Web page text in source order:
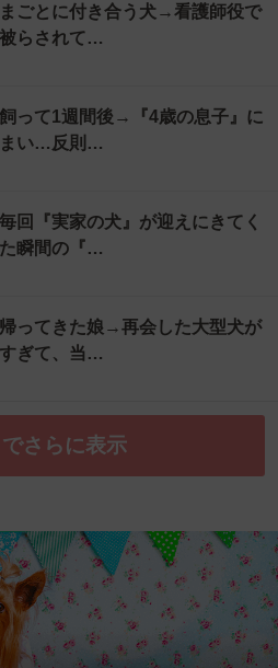
ごとに付き合う犬→看護師役で
被らされて…
って1週間後→『4歳の息子』に
まい…反則…
回『実家の犬』が迎えにきてく
瞬間の『…
ってきた娘→再会した大型犬が
すぎて、当…
さらに表示